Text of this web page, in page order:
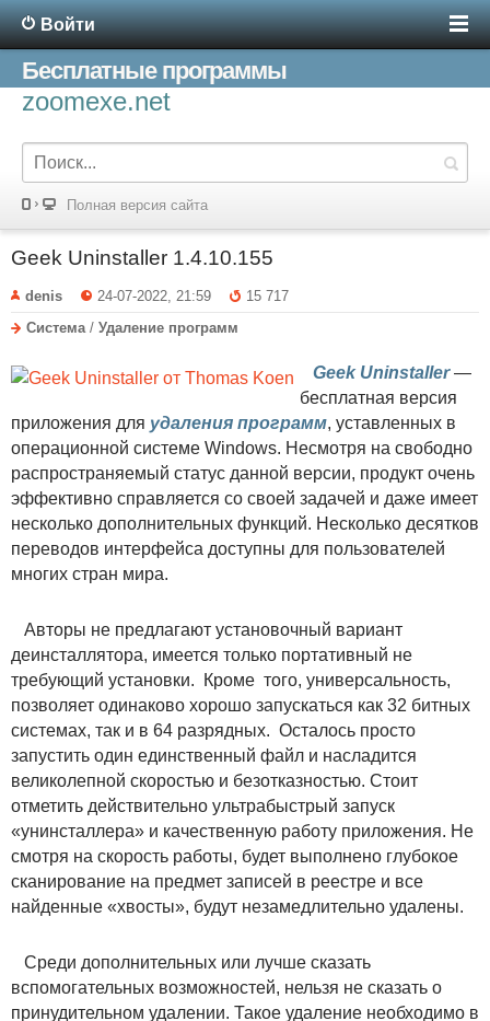
Войти
Бесплатные программы
zoomexe.net
Полная версия сайта
Geek Uninstaller 1.4.10.155
denis 24-07-2022, 21:59
15 717
Система / Удаление программ
Geek Uninstaller—
бесплатная версия
приложения для удаления программ, уставленных в
операционной системе Windows. Несмотря на свободно
распространяемый статус данной версии, продукт очень
эффективно справляется со своей задачей и даже имеет
несколько дополнительных функций. Несколько десятков
переводов интерфейса доступны для пользователей
многих стран мира.
Авторы не предлагают установочный вариант
деинсталлятора, имеется только портативный не
требующий установки. Кроме того, универсальность,
позволяет одинаково хорошо запускаться как 32 битных
системах, так и в 64 разрядных. Осталось просто
запустить один единственный файл и насладится
великолепной скоростью и безотказностью. Стоит
отметить действительно ультрабыстрый запуск
«унинсталлера» и качественную работу приложения. Не
смотря на скорость работы, будет выполнено глубокое
сканирование на предмет записей в реестре и все
найденные «хвосты», будут незамедлительно удалены.
Среди дополнительных или лучше сказать
вспомогательных возможностей, нельзя не сказать о
принудительном удалении. Такое удаление необходимо в